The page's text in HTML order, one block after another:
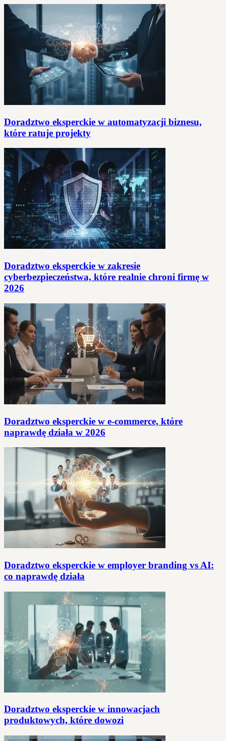
Doradztwo eksperckie w automatyzacji biznesu,
które ratuje projekty
Doradztwo eksperckie w zakresie
cyberbezpieczeństwa, które realnie chroni firmę w
2026
Doradztwo eksperckie w e‑commerce, które
naprawdę działa w 2026
Doradztwo eksperckie w employer branding vs AI:
co naprawdę działa
Doradztwo eksperckie w innowacjach
produktowych, które dowozi